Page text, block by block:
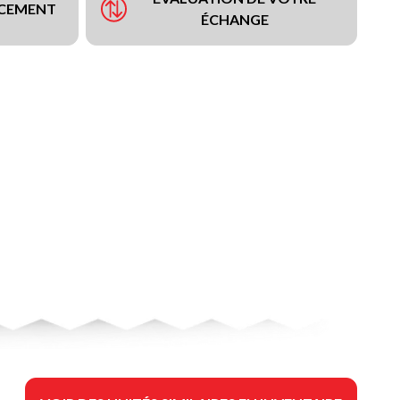
ÉCHANGE